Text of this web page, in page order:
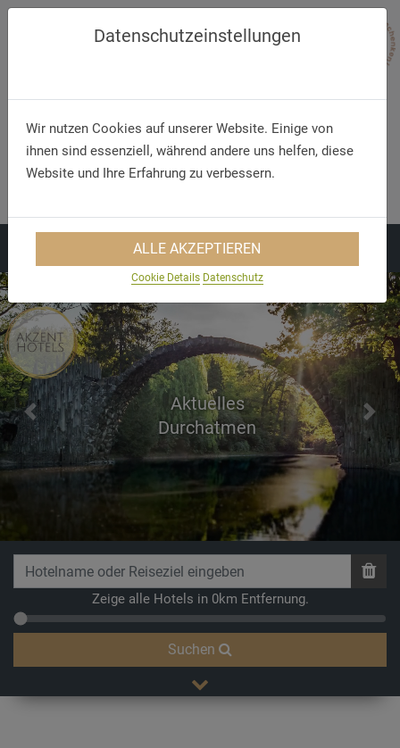
Telefon/WhatsApp
Aktuelles
Durchatmen
Previous Next
Zeige alle Hotels in 0km Entfernung.
Suchen
Datenschutzeinstellungen
Wir nutzen Cookies auf unserer Website. Einige von
ihnen sind essenziell, während andere uns helfen, diese
Website und Ihre Erfahrung zu verbessern.
ALLE AKZEPTIEREN
Cookie Details Datenschutz